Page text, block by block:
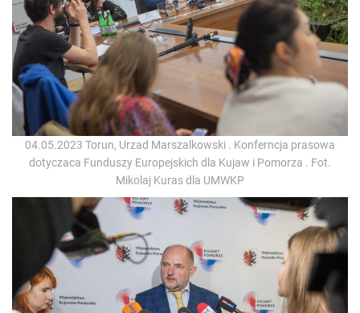
04.05.2023 Torun, Urzad Marszalkowski . Konferncja prasowa
dotyczaca Funduszy Europejskich dla Kujaw i Pomorza . Fot.
Mikolaj Kuras dla UMWKP